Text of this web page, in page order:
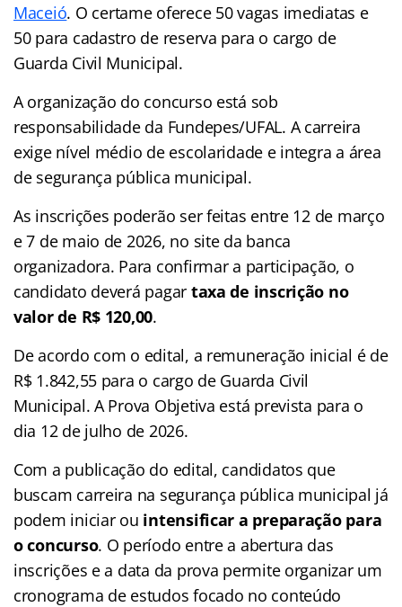
Maceió. O certame oferece 50 vagas imediatas e
50 para cadastro de reserva para o cargo de
Guarda Civil Municipal.
A organização do concurso está sob
responsabilidade da Fundepes/UFAL. A carreira
exige nível médio de escolaridade e integra a área
de segurança pública municipal.
As inscrições poderão ser feitas entre 12 de março
e 7 de maio de 2026, no site da banca
organizadora. Para confirmar a participação, o
candidato deverá pagar taxa de inscrição no
valor de R$ 120,00.
De acordo com o edital, a remuneração inicial é de
R$ 1.842,55 para o cargo de Guarda Civil
Municipal. A Prova Objetiva está prevista para o
dia 12 de julho de 2026.
Com a publicação do edital, candidatos que
buscam carreira na segurança pública municipal já
podem iniciar ou intensificar a preparação para
o concurso. O período entre a abertura das
inscrições e a data da prova permite organizar um
cronograma de estudos focado no conteúdo